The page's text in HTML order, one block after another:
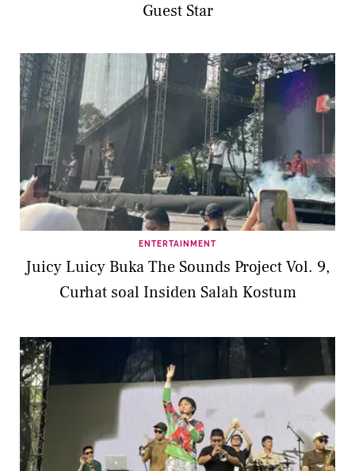
Guest Star
ENTERTAINMENT
Juicy Luicy Buka The Sounds Project Vol. 9,
Curhat soal Insiden Salah Kostum